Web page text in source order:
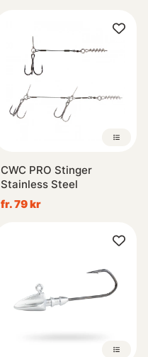
CWC PRO Stinger
Stainless Steel
fr. 79 kr